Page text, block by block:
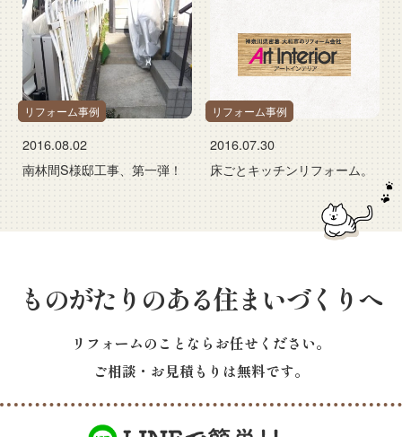
リフォーム事例
2016.08.02
南林間S様邸工事、第一弾！
リフォーム事例
2016.07.30
床ごとキッチンリフォーム。
ものがたりのある住まいづくりへ
リフォームのことならお任せください。
ご相談・お見積もりは無料です。